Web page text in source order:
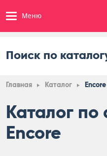
Меню
Поиск по
Главная Каталог Encore
Каталог по
Encore